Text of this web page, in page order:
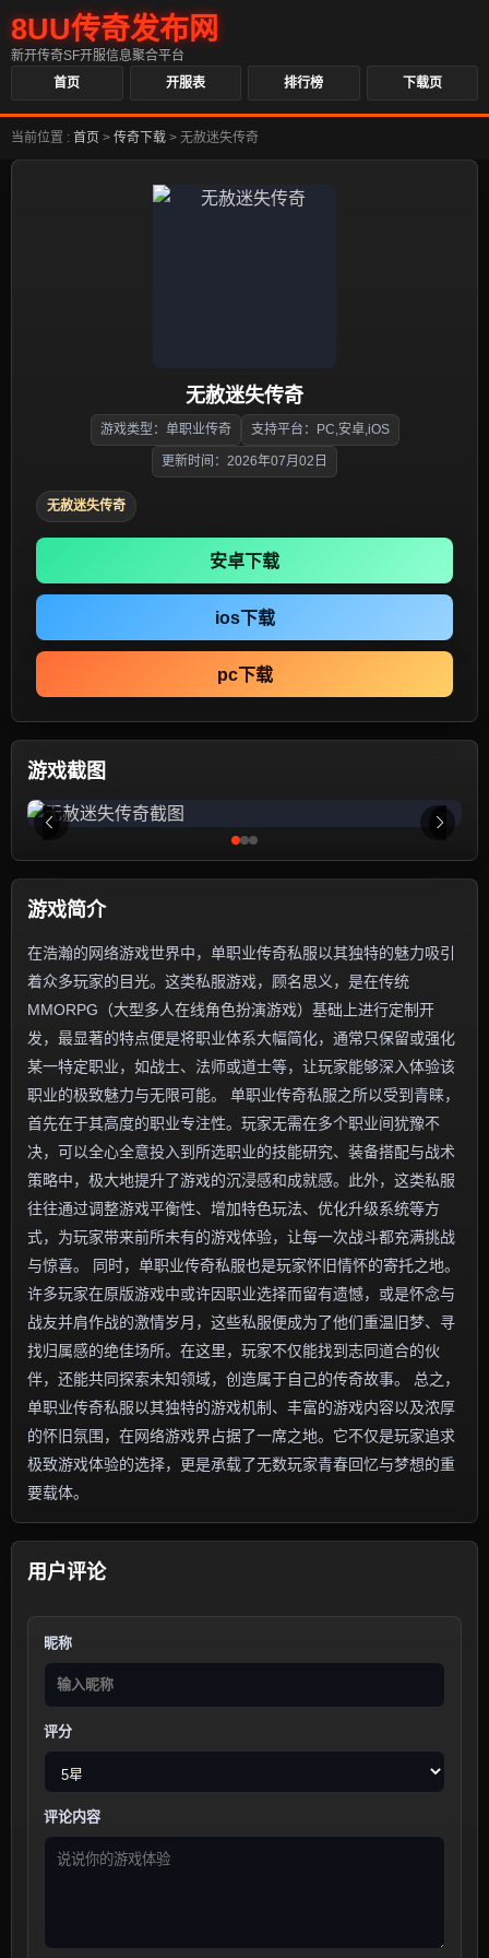
8UU传奇发布网
新开传奇SF开服信息聚合平台
首页
开服表 排行榜 下载页
当前位置 : 首页 > 传奇下载 > 无赦迷失传奇
无赦迷失传奇
游戏类型：单职业传奇 支持平台：PC,安卓,iOS
更新时间：2026年07月02日
无赦迷失传奇
安卓下载
ios下载
pc下载
游戏截图
游戏简介
在浩瀚的网络游戏世界中，单职业传奇私服以其独特的魅力吸引
着众多玩家的目光。这类私服游戏，顾名思义，是在传统
MMORPG（大型多人在线角色扮演游戏）基础上进行定制开
发，最显著的特点便是将职业体系大幅简化，通常只保留或强化
某一特定职业，如战士、法师或道士等，让玩家能够深入体验该
职业的极致魅力与无限可能。 单职业传奇私服之所以受到青睐，
首先在于其高度的职业专注性。玩家无需在多个职业间犹豫不
决，可以全心全意投入到所选职业的技能研究、装备搭配与战术
策略中，极大地提升了游戏的沉浸感和成就感。此外，这类私服
往往通过调整游戏平衡性、增加特色玩法、优化升级系统等方
式，为玩家带来前所未有的游戏体验，让每一次战斗都充满挑战
与惊喜。 同时，单职业传奇私服也是玩家怀旧情怀的寄托之地。
许多玩家在原版游戏中或许因职业选择而留有遗憾，或是怀念与
战友并肩作战的激情岁月，这些私服便成为了他们重温旧梦、寻
找归属感的绝佳场所。在这里，玩家不仅能找到志同道合的伙
伴，还能共同探索未知领域，创造属于自己的传奇故事。 总之，
单职业传奇私服以其独特的游戏机制、丰富的游戏内容以及浓厚
的怀旧氛围，在网络游戏界占据了一席之地。它不仅是玩家追求
极致游戏体验的选择，更是承载了无数玩家青春回忆与梦想的重
要载体。
用户评论
昵称
评分
评论内容